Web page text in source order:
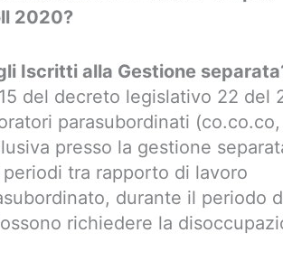
2020?
Iscritti alla Gestione
del decreto legislativo 22 del
parasubordinati (co.co.co,
presso la gestione
tra rapporto di lavoro
durante il periodo
richiedere la